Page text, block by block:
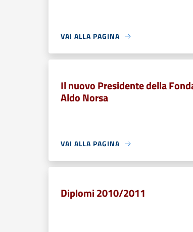
VAI ALLA PAGINA
Il nuovo Presidente della
Aldo Norsa
VAI ALLA PAGINA
Diplomi 2010/2011